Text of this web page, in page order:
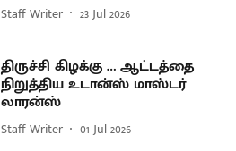
Staff Writer 23 Jul 2026
திருச்சி கிழக்கு … ஆட்டத்தை
நிறுத்திய உடான்ஸ் மாஸ்டர்
லாரன்ஸ்
Staff Writer 01 Jul 2026